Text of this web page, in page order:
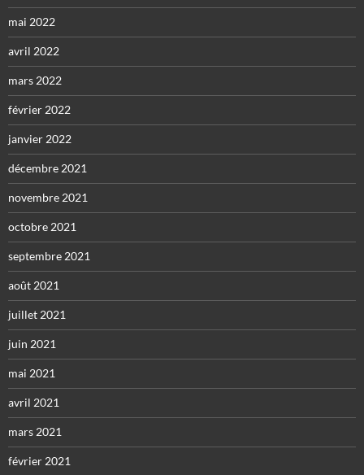
mai 2022
avril 2022
mars 2022
février 2022
janvier 2022
décembre 2021
novembre 2021
octobre 2021
septembre 2021
août 2021
juillet 2021
juin 2021
mai 2021
avril 2021
mars 2021
février 2021